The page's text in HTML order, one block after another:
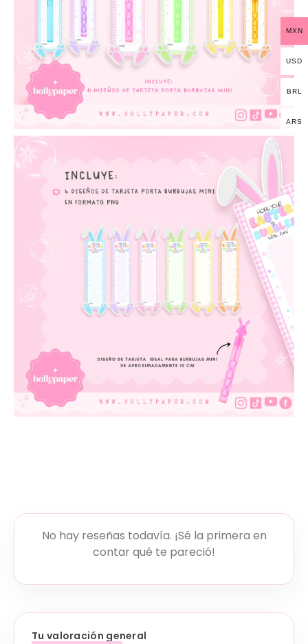
No hay reseñas todavía. ¡Sé la primera en
contar qué te pareció!
Tu valoración general
MXN
USD
BRL
ARS